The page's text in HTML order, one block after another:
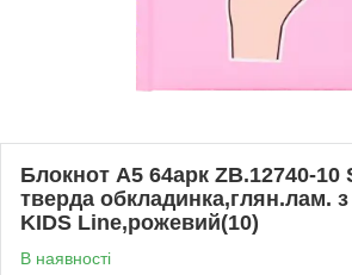
Блокнот А5 64арк ZB.12740-10
тверда обкладинка,глян.лам.
KIDS Line,рожевий(10)
В наявності